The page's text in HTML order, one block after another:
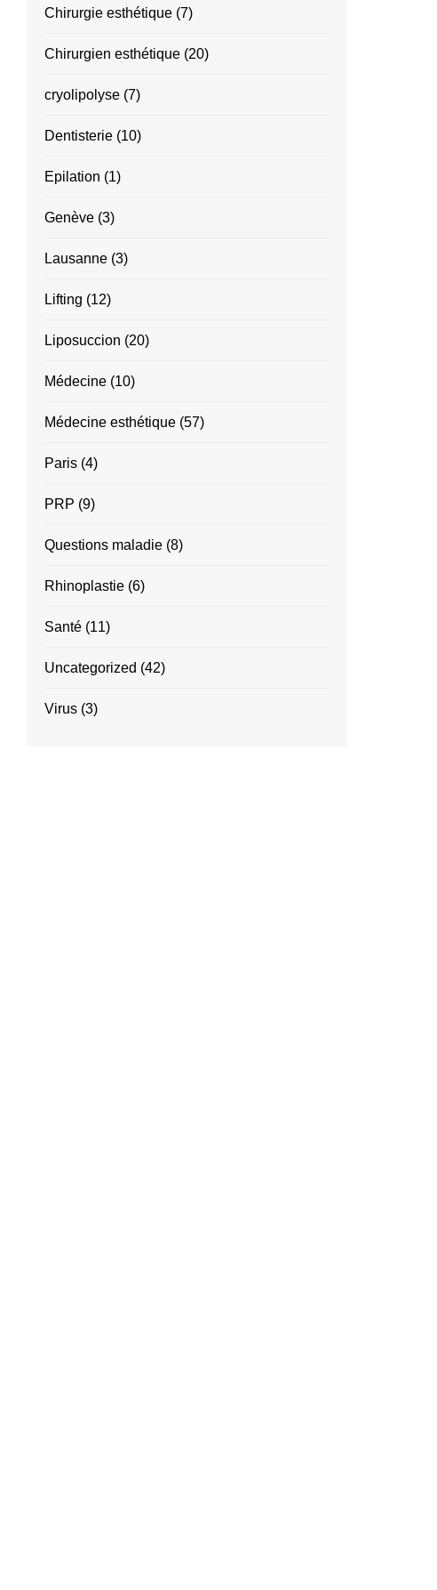
Chirurgie esthétique (7)
Chirurgien esthétique (20)
cryolipolyse (7)
Dentisterie (10)
Epilation (1)
Genève (3)
Lausanne (3)
Lifting (12)
Liposuccion (20)
Médecine (10)
Médecine esthétique (57)
Paris (4)
PRP (9)
Questions maladie (8)
Rhinoplastie (6)
Santé (11)
Uncategorized (42)
Virus (3)